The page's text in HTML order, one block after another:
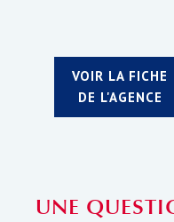
VOIR LA FICHE
DE L'AGENCE
UNE